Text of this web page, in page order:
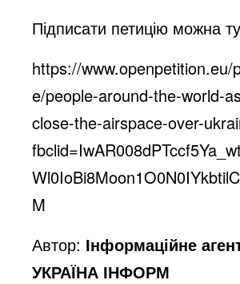
Підписати петицію можна
https://www.openpetition.eu/
e/people-around-the-world-
close-the-airspace-over-
M
Автор: Інформаційне
УКРАЇНА ІНФОРМ